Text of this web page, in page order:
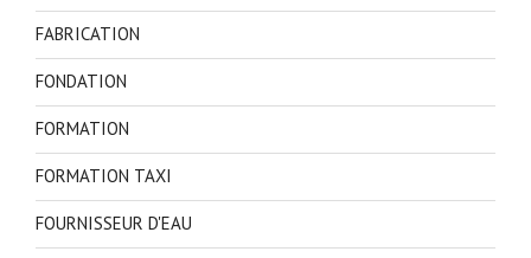
FABRICATION
FONDATION
FORMATION
FORMATION TAXI
FOURNISSEUR D'EAU